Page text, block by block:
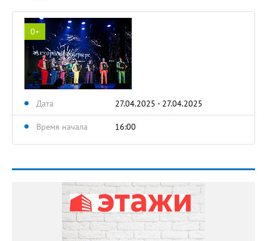
0+
Дата 27.04.2025 - 27.04.2025
Время начала 16:00